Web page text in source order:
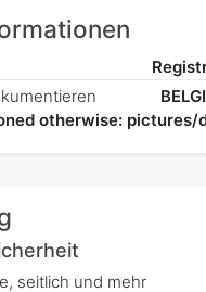
otherwise: pictures/
seitlich und mehr